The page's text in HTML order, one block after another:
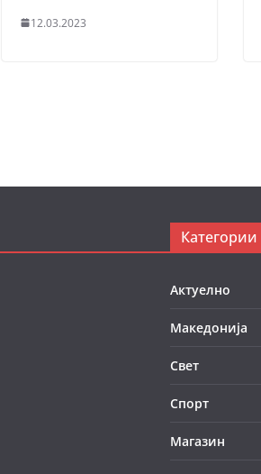
12.03.2023
Категории
Актуелно
Македонија
Свет
Спорт
Магазин